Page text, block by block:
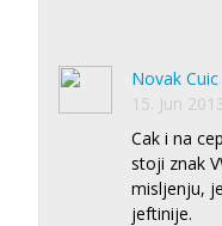
Novak Cuic
15. Jun
Cak i na
stoji znak
misljenju,
jeftinije.